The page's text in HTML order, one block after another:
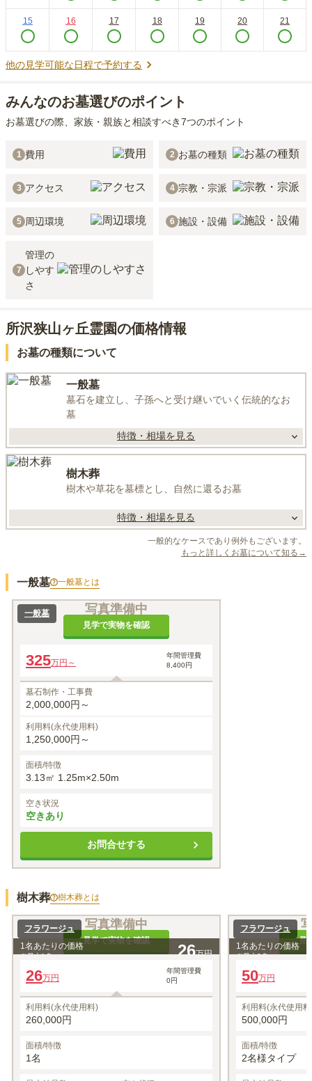
15 16 17 18 19 20 21
他の見学可能な日程で予約する
みんなのお墓選びのポイント
お墓選びの際、家族・親族と相談すべき7つのポイント
1 費用 2 お墓の種類
3 アクセス 4 宗教・宗派
5 周辺環境 6 施設・設備
7
管理の
しやす
さ
所沢狭山ヶ丘霊園の価格情報
お墓の種類について
一般墓
墓石を建立し、子孫へと受け継いでいく伝統的なお
墓
特徴・相場を見る
樹木葬
樹木や草花を墓標とし、自然に還るお墓
特徴・相場を見る
一般的なケースであり例外もございます。
もっと詳しくお墓について知る→
一般墓 一般墓とは
写真準備中
見学で実物を確認
一般墓
325万円～
年間管理費
8,400円
墓石制作・工事費
2,000,000円～
利用料(永代使用料)
1,250,000円～
面積/特徴
3.13㎡ 1.25m×2.50m
空き状況
空きあり
お問合せする
樹木葬 樹木葬とは
写真準備中
見学で実物を確認
フラワージュ
1名あたりの価格
※最大1名 26万円
26万円
年間管理費
0円
利用料(永代使用料)
260,000円
面積/特徴
1名
見
フラワージュ
1名あたりの価格
※最大2名
50万円
利用料(永代使用
500,000円
面積/特徴
2名様タイプ